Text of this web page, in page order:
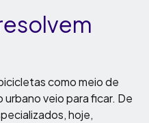
como meio de
veio para ficar. De
hoje,